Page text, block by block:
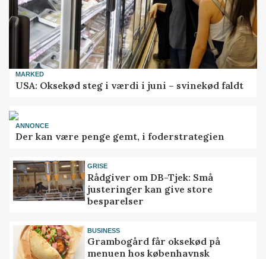
MARKED
USA: Oksekød steg i værdi i juni – svinekød faldt
ANNONCE
Der kan være penge gemt, i foderstrategien
GRISE
Rådgiver om DB-Tjek: Små
justeringer kan give store
besparelser
BUSINESS
Grambogård får oksekød på
menuen hos københavnsk